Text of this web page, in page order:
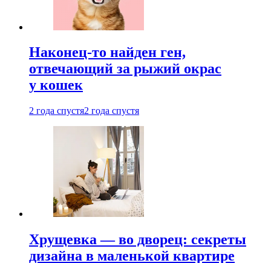
Наконец-то найден ген,
отвечающий за рыжий окрас
у кошек
2 года спустя2 года спустя
Хрущевка — во дворец: секреты
дизайна в маленькой квартире